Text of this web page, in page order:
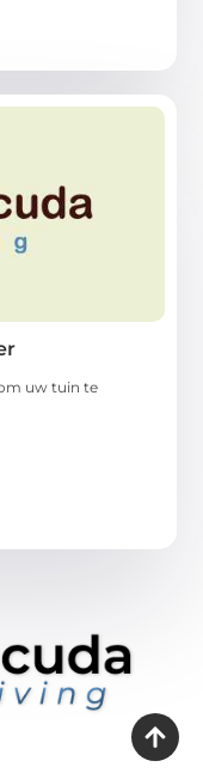
uw tuin te